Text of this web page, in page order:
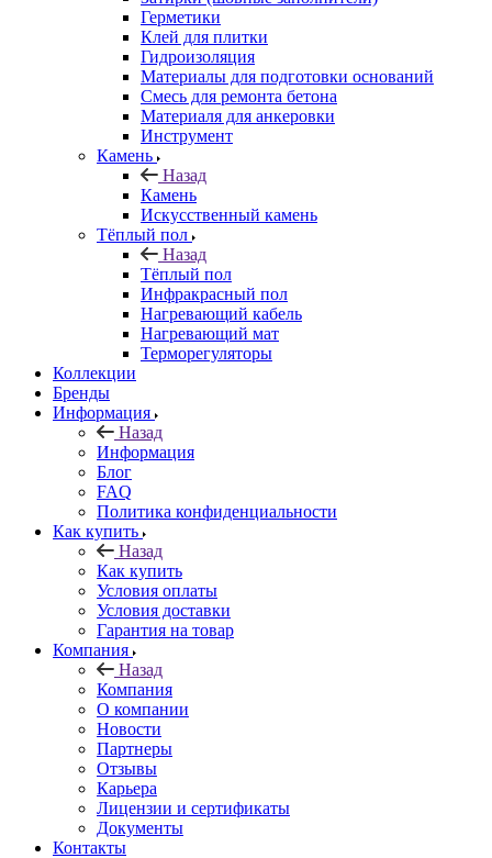
Герметики
Клей для плитки
Гидроизоляция
Материалы для подготовки оснований
Смесь для ремонта бетона
Материаля для анкеровки
Инструмент
Камень
Назад
Камень
Искусственный камень
Тёплый пол
Назад
Тёплый пол
Инфракрасный пол
Нагревающий кабель
Нагревающий мат
Терморегуляторы
Коллекции
Бренды
Информация
Назад
Информация
Блог
FAQ
Политика конфиденциальности
Как купить
Назад
Как купить
Условия оплаты
Условия доставки
Гарантия на товар
Компания
Назад
Компания
О компании
Новости
Партнеры
Отзывы
Карьера
Лицензии и сертификаты
Документы
Контакты